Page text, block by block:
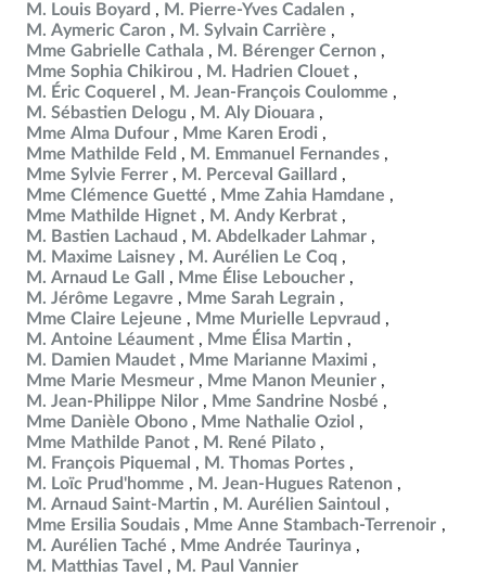
M. Louis Boyard
M. Pierre-Yves Cadalen
M. Aymeric Caron
M. Sylvain Carrière
Mme Gabrielle Cathala
M. Bérenger Cernon
Mme Sophia Chikirou
M. Hadrien Clouet
M. Éric Coquerel
M. Jean-François Coulomme
M. Sébastien Delogu
M. Aly Diouara
Mme Alma Dufour
Mme Karen Erodi
Mme Mathilde Feld
M. Emmanuel Fernandes
Mme Sylvie Ferrer
M. Perceval Gaillard
Mme Clémence Guetté
Mme Zahia Hamdane
Mme Mathilde Hignet
M. Andy Kerbrat
M. Bastien Lachaud
M. Abdelkader Lahmar
M. Maxime Laisney
M. Aurélien Le Coq
M. Arnaud Le Gall
Mme Élise Leboucher
M. Jérôme Legavre
Mme Sarah Legrain
Mme Claire Lejeune
Mme Murielle Lepvraud
M. Antoine Léaument
Mme Élisa Martin
M. Damien Maudet
Mme Marianne Maximi
Mme Marie Mesmeur
Mme Manon Meunier
M. Jean-Philippe Nilor
Mme Sandrine Nosbé
Mme Danièle Obono
Mme Nathalie Oziol
Mme Mathilde Panot
M. René Pilato
M. François Piquemal
M. Thomas Portes
M. Loïc Prud'homme
M. Jean-Hugues Ratenon
M. Arnaud Saint-Martin
M. Aurélien Saintoul
Mme Ersilia Soudais
Mme Anne Stambach-Terrenoir
M. Aurélien Taché
Mme Andrée Taurinya
M. Matthias Tavel
M. Paul Vannier